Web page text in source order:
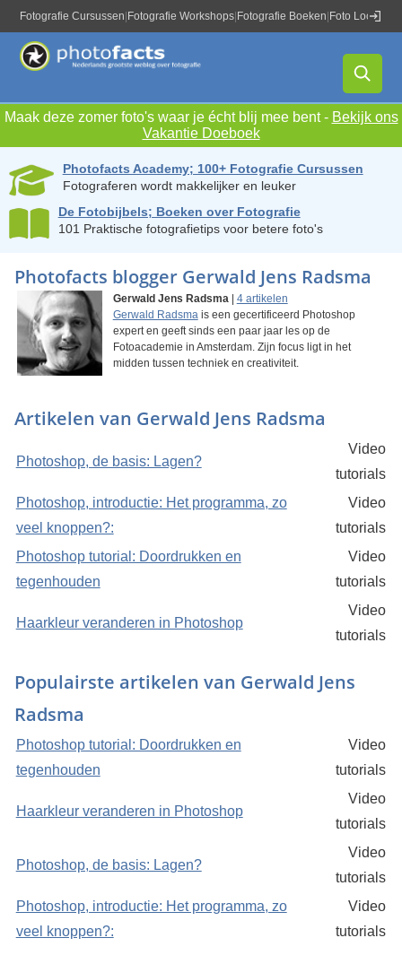
Fotografie Cursussen Fotografie Workshops Fotografie Boeken Foto Locaties
Maak deze zomer foto's waar je écht blij mee bent - Bekijk ons
Vakantie Doeboek
Photofacts Academy; 100+ Fotografie Cursussen
Fotograferen wordt makkelijker en leuker
De Fotobijbels; Boeken over Fotografie
101 Praktische fotografietips voor betere foto's
Photofacts blogger Gerwald Jens Radsma
Gerwald Jens Radsma| 4 artikelen
Gerwald Radsmais een gecertificeerd Photoshop
expert en geeft sinds een paar jaar les op de
Fotoacademie in Amsterdam. Zijn focus ligt in het
midden tussen techniek en creativiteit.
Artikelen van Gerwald Jens Radsma
Photoshop, de basis: Lagen?
Video
tutorials
Photoshop, introductie: Het programma, zo
veel knoppen?:
Video
tutorials
Photoshop tutorial: Doordrukken en
tegenhouden
Video
tutorials
Haarkleur veranderen in Photoshop
Video
tutorials
Populairste artikelen van Gerwald Jens
Radsma
Photoshop tutorial: Doordrukken en
tegenhouden
Video
tutorials
Haarkleur veranderen in Photoshop
Video
tutorials
Photoshop, de basis: Lagen?
Video
tutorials
Photoshop, introductie: Het programma, zo
veel knoppen?:
Video
tutorials